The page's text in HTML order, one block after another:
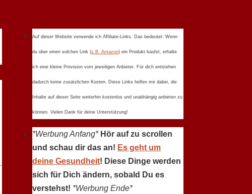
Auf dieser Website verwende ich Affiliate-Links. Das bedeutet: Wenn
du über einen solchen Link (z.B. Amazon) ein Produkt kaufst, erhalte
ich eine kleine Provision vom jeweiligen Anbieter. Für dich entstehen
dadurch keine zusätzlichen Kosten. Diese Links helfen mir dabei, die
Inhalte auf dieser Seite weiterhin kostenlos und unabhängig anbieten zu
können. Vielen Dank für deine Unterstützung!
*Werbung Anfang* Hör auf zu scrollen
und schau dir das an! Es geht um
deine Gesundheit! Diese Dinge werden
sich für Dich ändern, sobald Du es
verstehst! *Werbung Ende*